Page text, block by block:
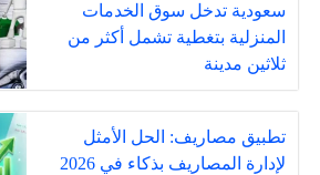
سعودية تدخل سوق الخدمات
المنزلية بتغطية تشمل أكثر من
ثلاثين مدينة
تطبيق مصاريف: الحل الأمثل
لإدارة المصاريف بذكاء في 2026